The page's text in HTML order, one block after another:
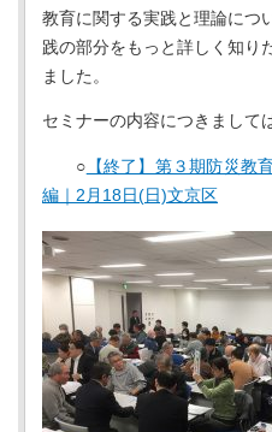
教育に関する実践と理論につ
践の部分をもっと詳しく知り
ました。
セミナーの内容につきまして
○ 【終了】第３期防災教
編｜2月18日(日)文京区